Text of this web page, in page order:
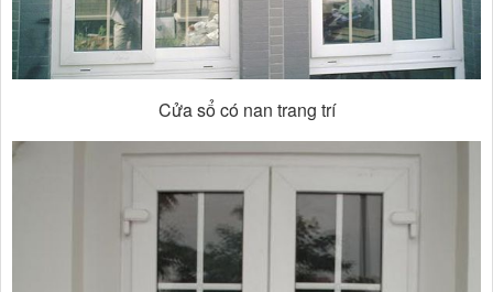
Cửa sổ có nan trang trí